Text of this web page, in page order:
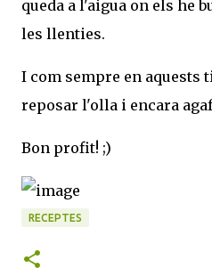
queda a l'aigua on els he
les llenties.
I com sempre en aquests
reposar l'olla i encara
Bon profit! ;)
RECEPTES